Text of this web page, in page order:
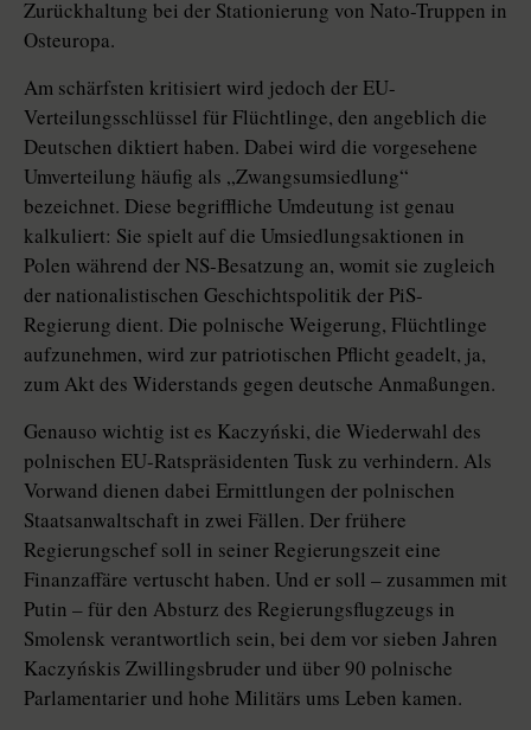
Zurückhaltung bei der Stationierung von Nato-Truppen in
Osteuropa.
Am schärfsten kritisiert wird jedoch der EU-
Verteilungsschlüssel für Flüchtlinge, den angeblich die
Deutschen diktiert haben. Dabei wird die vorgesehene
Umverteilung häufig als „Zwangsumsiedlung“
bezeichnet. Diese begriffliche Umdeutung ist genau
kalkuliert: Sie spielt auf die Umsiedlungsaktionen in
Polen während der NS-Besatzung an, womit sie zugleich
der nationalistischen Geschichtspolitik der PiS-
Regierung dient. Die polnische Weigerung, Flüchtlinge
aufzunehmen, wird zur patriotischen Pflicht geadelt, ja,
zum Akt des Widerstands gegen deutsche Anmaßungen.
Genauso wichtig ist es Kaczyński, die Wiederwahl des
polnischen EU-­Rats­präsidenten Tusk zu verhindern. Als
Vorwand dienen dabei Ermittlungen der polnischen
Staatsanwaltschaft in zwei Fällen. Der frühere
Regierungschef soll in seiner Regierungszeit eine
Finanzaffäre vertuscht haben. Und er soll – zusammen mit
Putin – für den Absturz des Regierungsflugzeugs in
Smolensk verantwortlich sein, bei dem vor sieben Jahren
Kaczyńskis Zwillingsbruder und über 90 polnische
Parlamentarier und hohe Militärs ums Leben kamen.